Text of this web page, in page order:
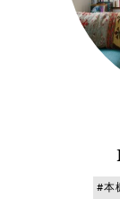
#本